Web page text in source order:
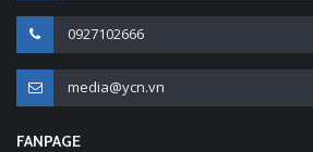
0927102666
media@ycn.vn
FANPAGE